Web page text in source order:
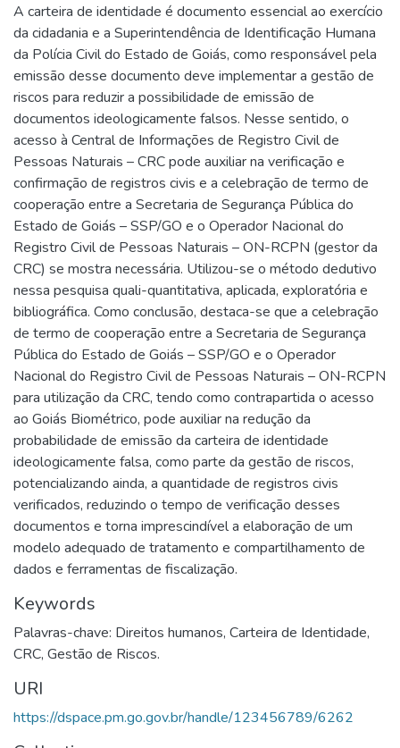
A carteira de identidade é documento essencial ao exercício
da cidadania e a Superintendência de Identificação Humana
da Polícia Civil do Estado de Goiás, como responsável pela
emissão desse documento deve implementar a gestão de
riscos para reduzir a possibilidade de emissão de
documentos ideologicamente falsos. Nesse sentido, o
acesso à Central de Informações de Registro Civil de
Pessoas Naturais – CRC pode auxiliar na verificação e
confirmação de registros civis e a celebração de termo de
cooperação entre a Secretaria de Segurança Pública do
Estado de Goiás – SSP/GO e o Operador Nacional do
Registro Civil de Pessoas Naturais – ON-RCPN (gestor da
CRC) se mostra necessária. Utilizou-se o método dedutivo
nessa pesquisa quali-quantitativa, aplicada, exploratória e
bibliográfica. Como conclusão, destaca-se que a celebração
de termo de cooperação entre a Secretaria de Segurança
Pública do Estado de Goiás – SSP/GO e o Operador
Nacional do Registro Civil de Pessoas Naturais – ON-RCPN
para utilização da CRC, tendo como contrapartida o acesso
ao Goiás Biométrico, pode auxiliar na redução da
probabilidade de emissão da carteira de identidade
ideologicamente falsa, como parte da gestão de riscos,
potencializando ainda, a quantidade de registros civis
verificados, reduzindo o tempo de verificação desses
documentos e torna imprescindível a elaboração de um
modelo adequado de tratamento e compartilhamento de
dados e ferramentas de fiscalização.
Keywords
Palavras-chave: Direitos humanos, Carteira de Identidade,
CRC, Gestão de Riscos.
URI
https://dspace.pm.go.gov.br/handle/123456789/6262